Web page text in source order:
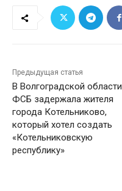
Предыдущая статья
В Волгоградской области
ФСБ задержала жителя
города Котельниково,
который хотел создать
«Котельниковскую
республику»